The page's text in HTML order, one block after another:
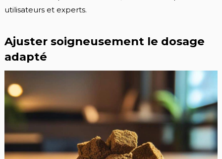
utilisateurs et experts.
Ajuster soigneusement le dosage
adapté